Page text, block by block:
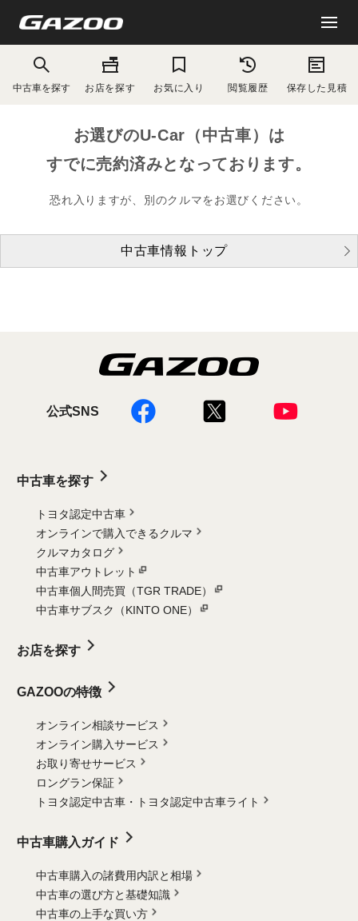
中古車を探す お店を探す お気に入り 閲覧履歴 保存した見積
お選びのU-Car（中古車）は
すでに売約済みとなっております。
恐れ入りますが、別のクルマをお選びください。
中古車情報トップ
公式SNS
中古車を探す
トヨタ認定中古車
オンラインで購入できるクルマ
クルマカタログ
中古車アウトレット
中古車個人間売買（TGR TRADE）
中古車サブスク（KINTO ONE）
お店を探す
GAZOOの特徴
オンライン相談サービス
オンライン購入サービス
お取り寄せサービス
ロングラン保証
トヨタ認定中古車・
トヨタ認定中古車ライト
中古車購入ガイド
中古車購入の諸費用内訳と相場
中古車の選び方と基礎知識
中古車の上手な買い方